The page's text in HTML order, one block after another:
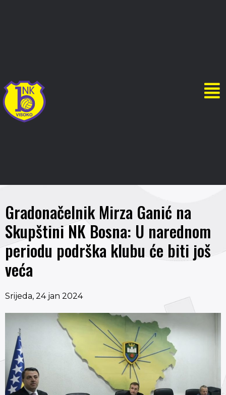
Gradonačelnik Mirza Ganić na
Skupštini NK Bosna: U narednom
periodu podrška klubu će biti još
veća
Srijeda, 24 jan 2024